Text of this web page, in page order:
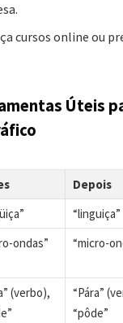
cursos online ou
Úteis
Depois
“linguiça”
ondas” “micro-
(verbo),
“Pára”
“pôde”